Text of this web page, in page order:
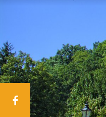
Facebook